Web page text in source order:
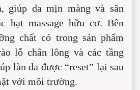
giúp da mịn màng và săn
hạt massage hữu cơ. Bên
chất có trong sản phẩm
lỗ chân lông và các tầng
làn da được “reset” lại sau
với môi trường.